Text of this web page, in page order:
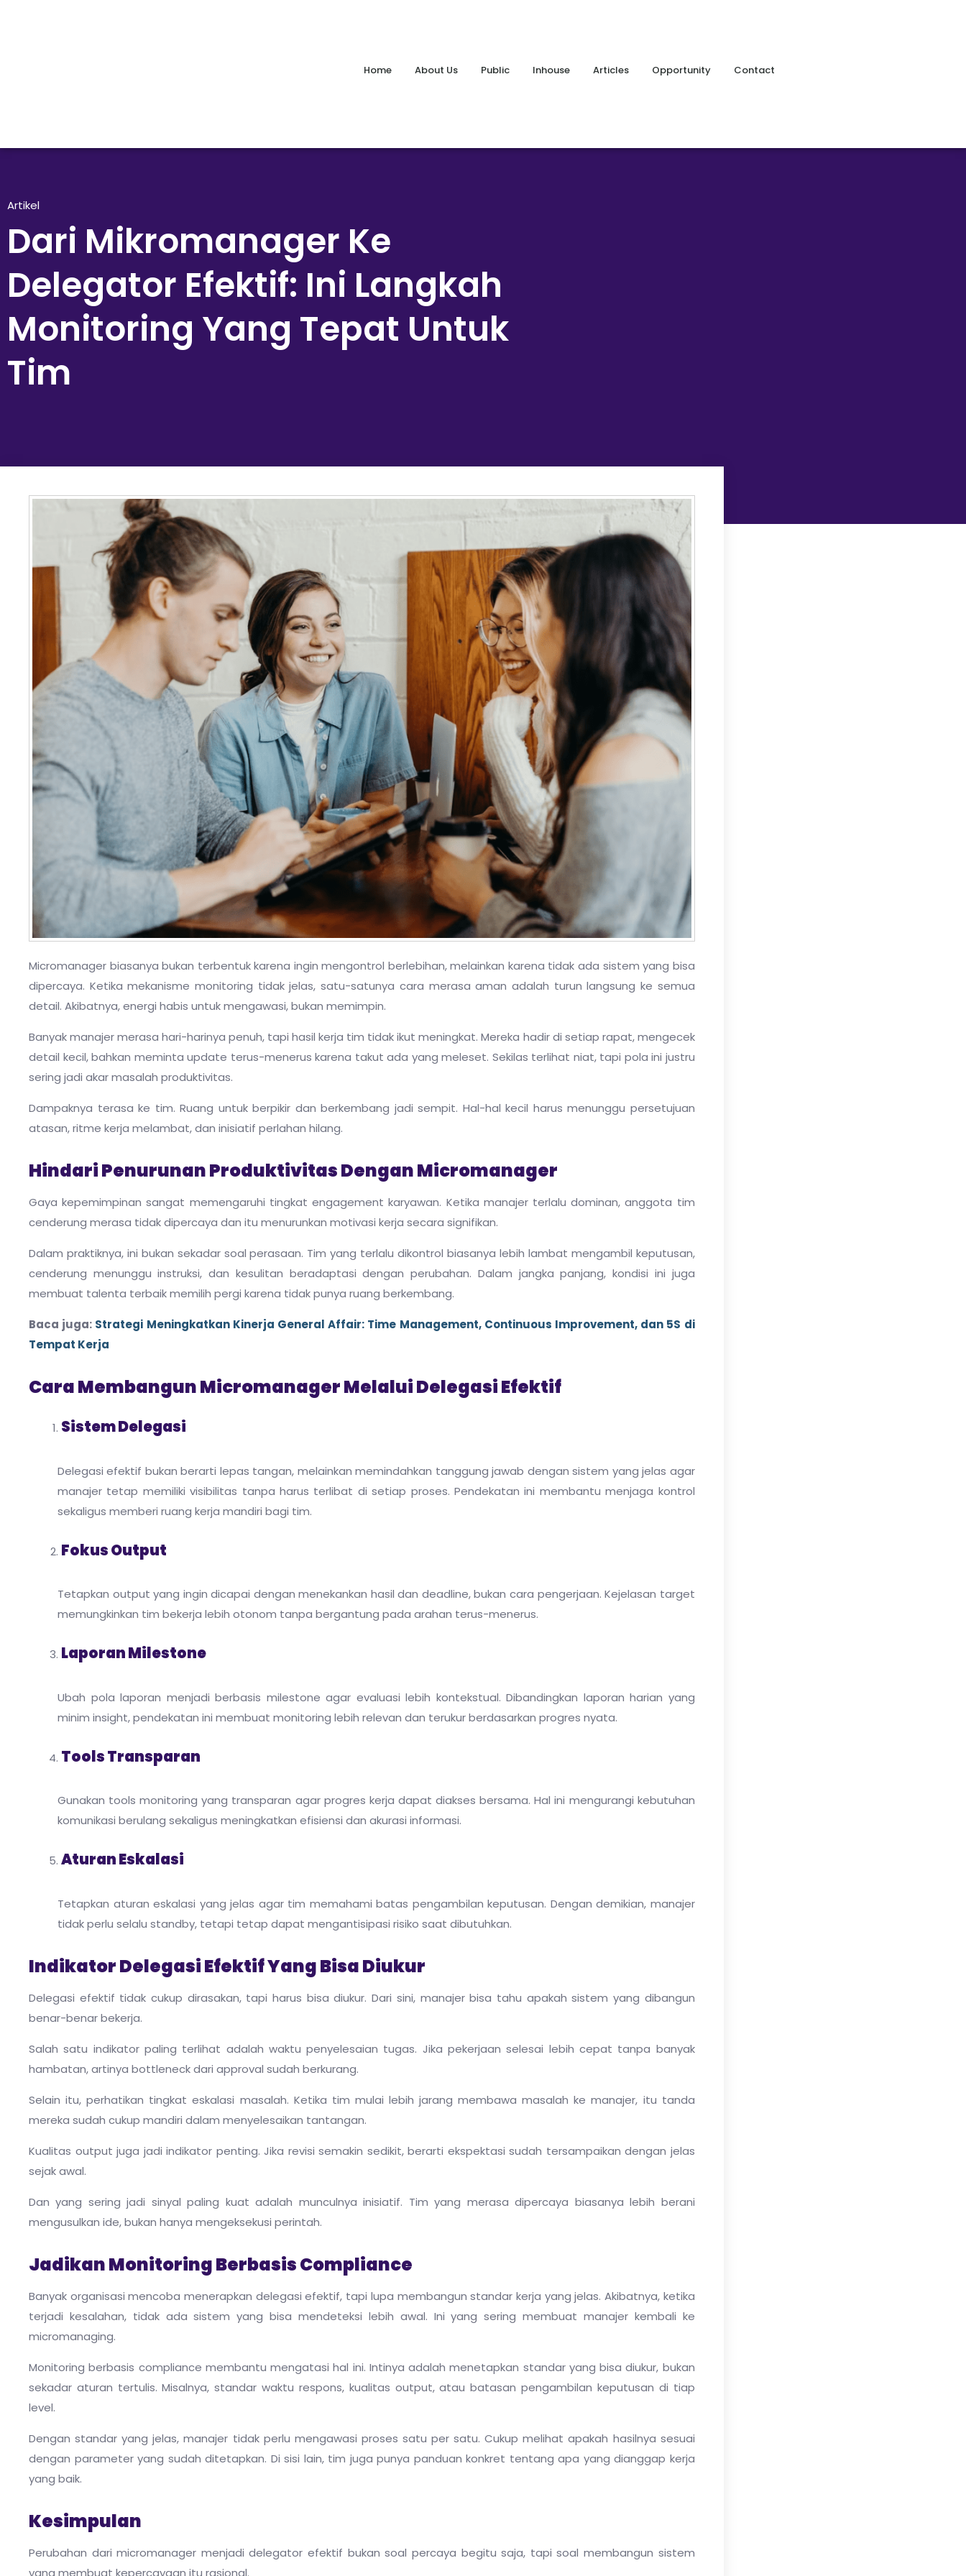
Home About Us Public Inhouse Articles Opportunity Contact
Artikel
Dari Mikromanager Ke
Delegator Efektif: Ini Langkah
Monitoring Yang Tepat Untuk
Tim
Micromanager biasanya bukan terbentuk karena ingin mengontrol berlebihan, melainkan karena tidak ada sistem yang bisa
dipercaya. Ketika mekanisme monitoring tidak jelas, satu-satunya cara merasa aman adalah turun langsung ke semua
detail. Akibatnya, energi habis untuk mengawasi, bukan memimpin.
Banyak manajer merasa hari-harinya penuh, tapi hasil kerja tim tidak ikut meningkat. Mereka hadir di setiap rapat, mengecek
detail kecil, bahkan meminta update terus-menerus karena takut ada yang meleset. Sekilas terlihat niat, tapi pola ini justru
sering jadi akar masalah produktivitas.
Dampaknya terasa ke tim. Ruang untuk berpikir dan berkembang jadi sempit. Hal-hal kecil harus menunggu persetujuan
atasan, ritme kerja melambat, dan inisiatif perlahan hilang.
Hindari Penurunan Produktivitas Dengan Micromanager
Gaya kepemimpinan sangat memengaruhi tingkat engagement karyawan. Ketika manajer terlalu dominan, anggota tim
cenderung merasa tidak dipercaya dan itu menurunkan motivasi kerja secara signifikan.
Dalam praktiknya, ini bukan sekadar soal perasaan. Tim yang terlalu dikontrol biasanya lebih lambat mengambil keputusan,
cenderung menunggu instruksi, dan kesulitan beradaptasi dengan perubahan. Dalam jangka panjang, kondisi ini juga
membuat talenta terbaik memilih pergi karena tidak punya ruang berkembang.
Baca juga: Strategi Meningkatkan Kinerja General Affair: Time Management, Continuous Improvement, dan 5S di
Tempat Kerja
Cara Membangun Micromanager Melalui Delegasi Efektif
Sistem Delegasi
Delegasi efektif bukan berarti lepas tangan, melainkan memindahkan tanggung jawab dengan sistem yang jelas agar
manajer tetap memiliki visibilitas tanpa harus terlibat di setiap proses. Pendekatan ini membantu menjaga kontrol
sekaligus memberi ruang kerja mandiri bagi tim.
Fokus Output
Tetapkan output yang ingin dicapai dengan menekankan hasil dan deadline, bukan cara pengerjaan. Kejelasan target
memungkinkan tim bekerja lebih otonom tanpa bergantung pada arahan terus-menerus.
Laporan Milestone
Ubah pola laporan menjadi berbasis milestone agar evaluasi lebih kontekstual. Dibandingkan laporan harian yang
minim insight, pendekatan ini membuat monitoring lebih relevan dan terukur berdasarkan progres nyata.
Tools Transparan
Gunakan tools monitoring yang transparan agar progres kerja dapat diakses bersama. Hal ini mengurangi kebutuhan
komunikasi berulang sekaligus meningkatkan efisiensi dan akurasi informasi.
Aturan Eskalasi
Tetapkan aturan eskalasi yang jelas agar tim memahami batas pengambilan keputusan. Dengan demikian, manajer
tidak perlu selalu standby, tetapi tetap dapat mengantisipasi risiko saat dibutuhkan.
Indikator Delegasi Efektif Yang Bisa Diukur
Delegasi efektif tidak cukup dirasakan, tapi harus bisa diukur. Dari sini, manajer bisa tahu apakah sistem yang dibangun
benar-benar bekerja.
Salah satu indikator paling terlihat adalah waktu penyelesaian tugas. Jika pekerjaan selesai lebih cepat tanpa banyak
hambatan, artinya bottleneck dari approval sudah berkurang.
Selain itu, perhatikan tingkat eskalasi masalah. Ketika tim mulai lebih jarang membawa masalah ke manajer, itu tanda
mereka sudah cukup mandiri dalam menyelesaikan tantangan.
Kualitas output juga jadi indikator penting. Jika revisi semakin sedikit, berarti ekspektasi sudah tersampaikan dengan jelas
sejak awal.
Dan yang sering jadi sinyal paling kuat adalah munculnya inisiatif. Tim yang merasa dipercaya biasanya lebih berani
mengusulkan ide, bukan hanya mengeksekusi perintah.
Jadikan Monitoring Berbasis Compliance
Banyak organisasi mencoba menerapkan delegasi efektif, tapi lupa membangun standar kerja yang jelas. Akibatnya, ketika
terjadi kesalahan, tidak ada sistem yang bisa mendeteksi lebih awal. Ini yang sering membuat manajer kembali ke
micromanaging.
Monitoring berbasis compliance membantu mengatasi hal ini. Intinya adalah menetapkan standar yang bisa diukur, bukan
sekadar aturan tertulis. Misalnya, standar waktu respons, kualitas output, atau batasan pengambilan keputusan di tiap
level.
Dengan standar yang jelas, manajer tidak perlu mengawasi proses satu per satu. Cukup melihat apakah hasilnya sesuai
dengan parameter yang sudah ditetapkan. Di sisi lain, tim juga punya panduan konkret tentang apa yang dianggap kerja
yang baik.
Kesimpulan
Perubahan dari micromanager menjadi delegator efektif bukan soal percaya begitu saja, tapi soal membangun sistem
yang membuat kepercayaan itu rasional.